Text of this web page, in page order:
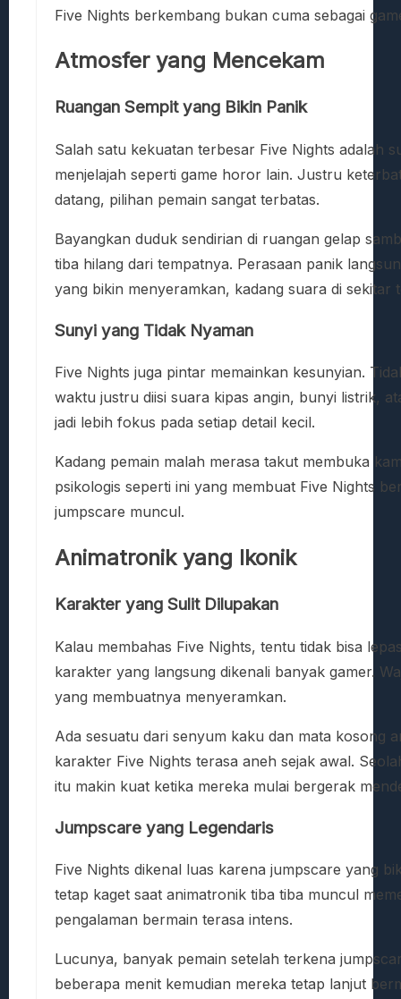
Five Nights berkembang bukan cuma sebagai
Atmosfer yang Mencekam
Ruangan Sempit yang Bikin Panik
Salah satu kekuatan terbesar Five Nights adalah
menjelajah seperti game horor lain. Justru
datang, pilihan pemain sangat terbatas.
Bayangkan duduk sendirian di ruangan gelap
tiba hilang dari tempatnya. Perasaan panik
yang bikin menyeramkan, kadang suara di
Sunyi yang Tidak Nyaman
Five Nights juga pintar memainkan kesunyian.
waktu justru diisi suara kipas angin, bunyi listrik,
jadi lebih fokus pada setiap detail kecil.
Kadang pemain malah merasa takut membuka
psikologis seperti ini yang membuat Five Nights
jumpscare muncul.
Animatronik yang Ikonik
Karakter yang Sulit Dilupakan
Kalau membahas Five Nights, tentu tidak bisa
karakter yang langsung dikenali banyak gamer.
yang membuatnya menyeramkan.
Ada sesuatu dari senyum kaku dan mata kosong
karakter Five Nights terasa aneh sejak awal.
itu makin kuat ketika mereka mulai bergerak
Jumpscare yang Legendaris
Five Nights dikenal luas karena jumpscare yang
tetap kaget saat animatronik tiba tiba muncul
pengalaman bermain terasa intens.
Lucunya, banyak pemain setelah terkena
beberapa menit kemudian mereka tetap lanjut